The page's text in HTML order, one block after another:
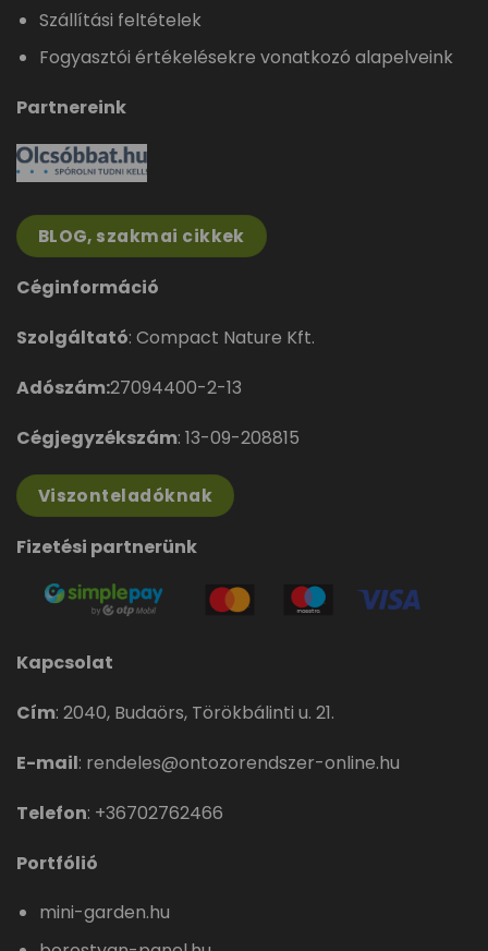
Szállítási feltételek
Fogyasztói értékelésekre vonatkozó alapelveink
Partnereink
BLOG, szakmai cikkek
Céginformáció
Szolgáltató: Compact Nature Kft.
Adószám:27094400-2-13
Cégjegyzékszám: 13-09-208815
Viszonteladóknak
Fizetési partnerünk
Kapcsolat
Cím: 2040, Budaörs, Törökbálinti u. 21.
E-mail: rendeles@ontozorendszer-online.hu
Telefon: +36702762466
Portfólió
mini-garden.hu